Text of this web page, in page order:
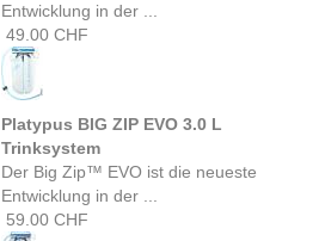
Entwicklung in der ...
49.00 CHF
Platypus BIG ZIP EVO 3.0 L
Trinksystem
Der Big Zip™ EVO ist die neueste
Entwicklung in der ...
59.00 CHF